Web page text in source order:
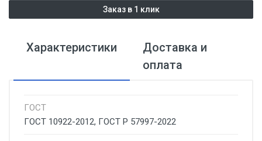
Заказ в 1 клик
Характеристики
Доставка и
оплата
ГОСТ
ГОСТ 10922-2012, ГОСТ Р 57997-2022